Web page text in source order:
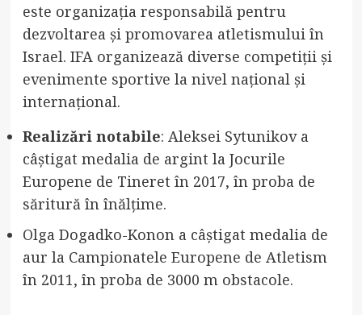
este organizația responsabilă pentru
dezvoltarea și promovarea atletismului în
Israel. IFA organizează diverse competiții și
evenimente sportive la nivel național și
internațional.
Realizări notabile: Aleksei Sytunikov a
câștigat medalia de argint la Jocurile
Europene de Tineret în 2017, în proba de
săritură în înălțime.
Olga Dogadko-Konon a câștigat medalia de
aur la Campionatele Europene de Atletism
în 2011, în proba de 3000 m obstacole.